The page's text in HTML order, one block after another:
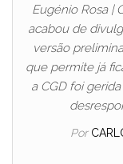
Eugénio Rosa |
acabou de
versão
que permite já
a CGD foi
Por